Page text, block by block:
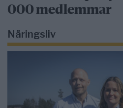
000 medlemmar
Näringsliv